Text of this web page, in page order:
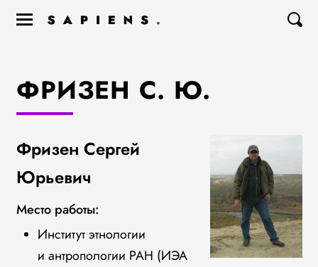
ФРИЗЕН С. Ю.
Фризен Сергей
Юрьевич
Место работы:
Институт этнологии
и антропологии РАН (ИЭА